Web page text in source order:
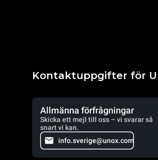
Kontaktuppgifter för
Allmänna förfrågningar
Skicka ett mejl till oss – vi svarar så
snart vi kan.
info.sverige@unox.com